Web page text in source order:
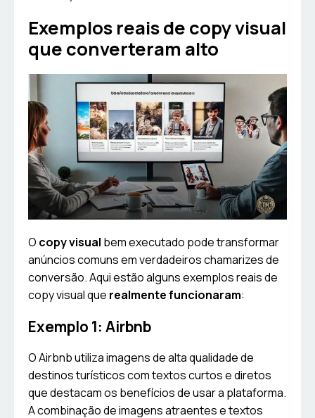
Exemplos reais de copy visual
que converteram alto
O copy visual bem executado pode transformar
anúncios comuns em verdadeiros chamarizes de
conversão. Aqui estão alguns exemplos reais de
copy visual que realmente funcionaram:
Exemplo 1: Airbnb
O Airbnb utiliza imagens de alta qualidade de
destinos turísticos com textos curtos e diretos
que destacam os benefícios de usar a plataforma.
A combinação de imagens atraentes e textos